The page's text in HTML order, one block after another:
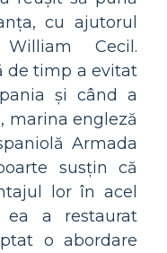
cu ajutorul
Cecil.
de timp a evitat
și când a
marina engleză
Armada
susțin că
lor în acel
ea a restaurat
o abordare